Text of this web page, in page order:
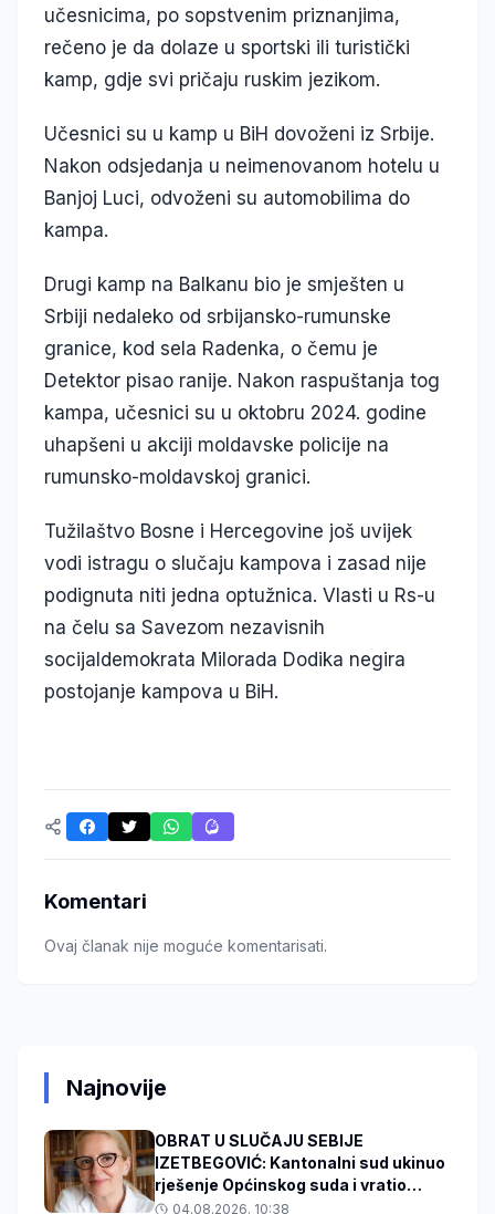
učesnicima, po sopstvenim priznanjima,
rečeno je da dolaze u sportski ili turistički
kamp, gdje svi pričaju ruskim jezikom.
Učesnici su u kamp u BiH dovoženi iz Srbije.
Nakon odsjedanja u neimenovanom hotelu u
Banjoj Luci, odvoženi su automobilima do
kampa.
Drugi kamp na Balkanu bio je smješten u
Srbiji nedaleko od srbijansko-rumunske
granice, kod sela Radenka, o čemu je
Detektor pisao ranije. Nakon raspuštanja tog
kampa, učesnici su u oktobru 2024. godine
uhapšeni u akciji moldavske policije na
rumunsko-moldavskoj granici.
Tužilaštvo Bosne i Hercegovine još uvijek
vodi istragu o slučaju kampova i zasad nije
podignuta niti jedna optužnica. Vlasti u Rs-u
na čelu sa Savezom nezavisnih
socijaldemokrata Milorada Dodika negira
postojanje kampova u BiH.
Komentari
Ovaj članak nije moguće komentarisati.
Najnovije
OBRAT U SLUČAJU SEBIJE
IZETBEGOVIĆ: Kantonalni sud ukinuo
rješenje Općinskog suda i vratio
predmet na ponovno odlučivanje!
04.08.2026. 10:38